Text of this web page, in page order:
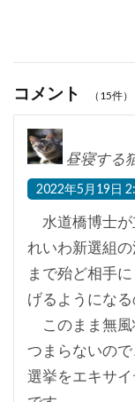
コメント （15件）
昼寝する
2022年5月19日
水道橋博士が
れいわ新選組
まで殆ど相手
げるようにな
このまま無風
つまらないの
選挙をエキサ